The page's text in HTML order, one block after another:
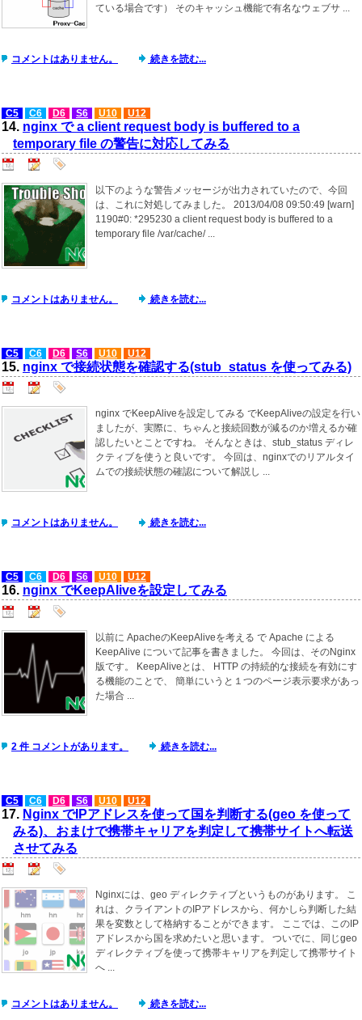
ている場合です） そのキャッシュ機能で有名なウェブサ ...
コメントはありません。 続きを読む...
C5 C6 D6 S6 U10 U12
14. nginx で a client request body is buffered to a
temporary file の警告に対応してみる
以下のような警告メッセージが出力されていたので、今回
は、これに対処してみました。 2013/04/08 09:50:49 [warn]
1190#0: *295230 a client request body is buffered to a
temporary file /var/cache/ ...
コメントはありません。 続きを読む...
C5 C6 D6 S6 U10 U12
15. nginx で接続状態を確認する(stub_status を使ってみる)
nginx でKeepAliveを設定してみる でKeepAliveの設定を行い
ましたが、実際に、ちゃんと接続回数が減るのか増えるか確
認したいとことですね。 そんなときは、stub_status ディレ
クティブを使うと良いです。 今回は、nginxでのリアルタイ
ムでの接続状態の確認について解説し ...
コメントはありません。 続きを読む...
C5 C6 D6 S6 U10 U12
16. nginx でKeepAliveを設定してみる
以前に ApacheのKeepAliveを考える で Apache による
KeepAlive について記事を書きました。 今回は、そのNginx
版です。 KeepAliveとは、 HTTP の持続的な接続を有効にす
る機能のことで、 簡単にいうと１つのページ表示要求があっ
た場合 ...
2 件 コメントがあります。 続きを読む...
C5 C6 D6 S6 U10 U12
17. Nginx でIPアドレスを使って国を判断する(geo を使って
みる)、おまけで携帯キャリアを判定して携帯サイトへ転送
させてみる
Nginxには、geo ディレクティブというものがあります。 こ
れは、クライアントのIPアドレスから、何かしら判断した結
果を変数として格納することができます。 ここでは、このIP
アドレスから国を求めたいと思います。 ついでに、同じgeo
ディレクティブを使って携帯キャリアを判定して携帯サイト
へ ...
コメントはありません。 続きを読む...